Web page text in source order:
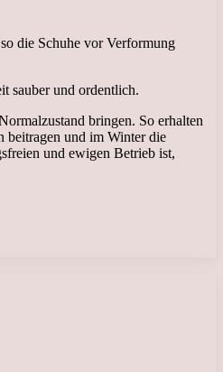
die Schuhe vor Verformung
sauber und ordentlich.
bringen. So erhalten
beitragen und im Winter die
und ewigen Betrieb ist,